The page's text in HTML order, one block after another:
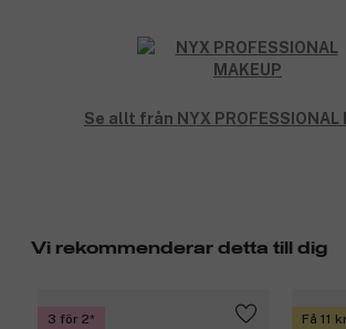
Se allt från NYX PROFESSIONAL
Vi rekommenderar detta till dig
3 för 2 Få 11